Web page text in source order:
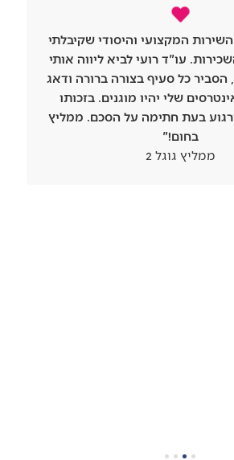
המקצועי והיסודי שקיבלתי
עו"ד רועי לביא ליווה אותי
הסביר כל סעיף בצורה ברורה ודאג
שלי יהיו מוגנים. בזכותו
בעת חתימה על הסכם. ממליץ
בחום!"
ממליץ גוגל 2